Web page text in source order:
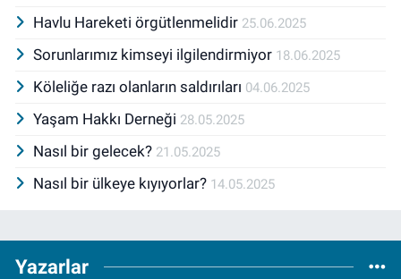
Havlu Hareketi örgütlenmelidir 25.06.2025
Sorunlarımız kimseyi ilgilendirmiyor 18.06.2025
Köleliğe razı olanların saldırıları 04.06.2025
Yaşam Hakkı Derneği 28.05.2025
Nasıl bir gelecek? 21.05.2025
Nasıl bir ülkeye kıyıyorlar? 14.05.2025
Yazarlar